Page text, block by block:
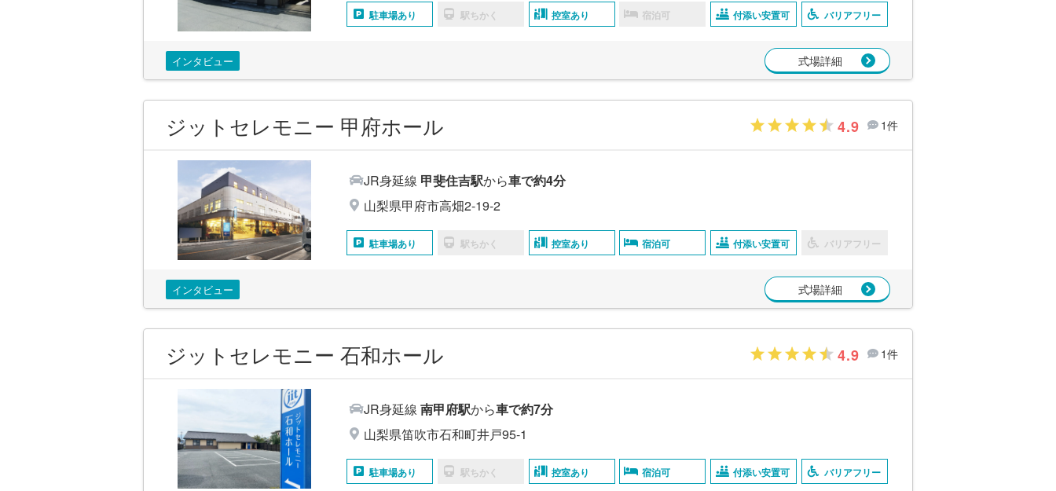
駐車場あり 駅ちかく 控室あり 宿泊可 付添い安置可 バリアフリー
インタビュー 式場詳細
ジットセレモニー 甲府ホール 4.9 1件
JR身延線 甲斐住吉駅から車で約4分
山梨県甲府市高畑2-19-2
駐車場あり 駅ちかく 控室あり 宿泊可 付添い安置可 バリアフリー
インタビュー 式場詳細
ジットセレモニー 石和ホール 4.9 1件
JR身延線 南甲府駅から車で約7分
山梨県笛吹市石和町井戸95-1
駐車場あり 駅ちかく 控室あり 宿泊可 付添い安置可 バリアフリー